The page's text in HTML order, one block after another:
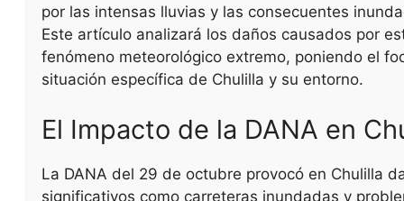
por las intensas lluvias y las consecuentes
Este artículo analizará los daños causados por
fenómeno meteorológico extremo, poniendo el
situación específica de Chulilla y su entorno.
El Impacto de la DANA en
La DANA del 29 de octubre provocó en Chulilla
significativos como carreteras inundadas y